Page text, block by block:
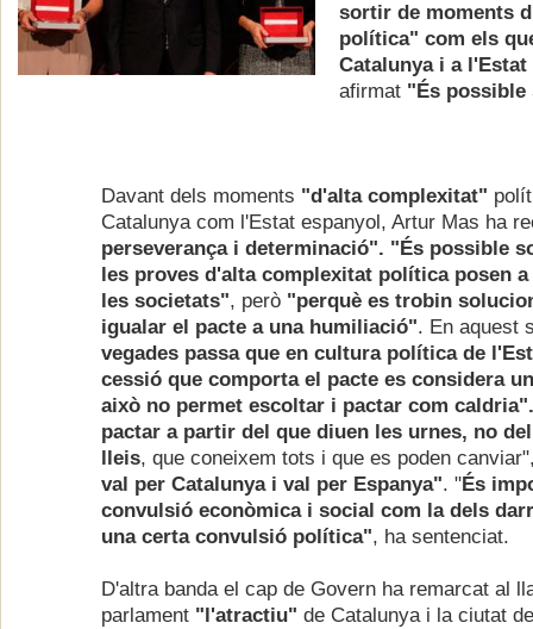
sortir de moments
política" com els
Catalunya i a
afirmat "És
Davant dels moments "d'alta complexitat"
Catalunya com l'Estat espanyol, Artur Mas ha
perseverança i determinació". "És possible
les proves d'alta complexitat política posen
les societats", però "perquè es trobin
igualar el pacte a una humiliació". En aquest
vegades passa que en cultura política de
cessió que comporta el pacte es considera
això no permet escoltar i pactar com
pactar a partir del que diuen les urnes, no
lleis, que coneixem tots i que es poden
val per Catalunya i val per Espanya". "És
convulsió econòmica i social com la dels
una certa convulsió política", ha sentenciat.
D'altra banda el cap de Govern ha remarcat al
parlament "l'atractiu" de Catalunya i la ciutat